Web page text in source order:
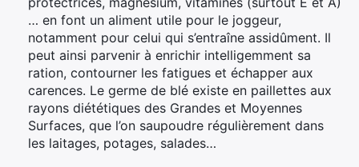
… en font un aliment utile pour le joggeur,
notamment pour celui qui s’entraîne assidûment. Il
peut ainsi parvenir à enrichir intelligemment sa
ration, contourner les fatigues et échapper aux
carences. Le germe de blé existe en paillettes aux
rayons diététiques des Grandes et Moyennes
Surfaces, que l’on saupoudre régulièrement dans
les laitages, potages, salades…